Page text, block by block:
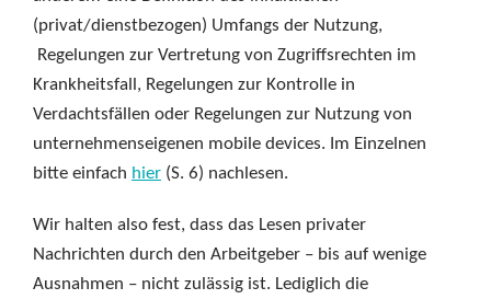
(privat/dienstbezogen) Umfangs der Nutzung,
Regelungen zur Vertretung von Zugriffsrechten im
Krankheitsfall, Regelungen zur Kontrolle in
Verdachtsfällen oder Regelungen zur Nutzung von
unternehmenseigenen mobile devices. Im Einzelnen
bitte einfach hier (S. 6) nachlesen.
Wir halten also fest, dass das Lesen privater
Nachrichten durch den Arbeitgeber – bis auf wenige
Ausnahmen – nicht zulässig ist. Lediglich die